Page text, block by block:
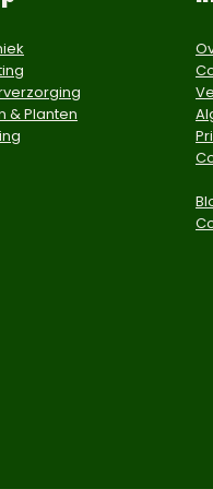
& Planten